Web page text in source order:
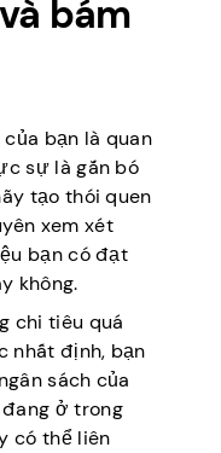
bám
bạn là quan
sự là gắn bó
tạo thói quen
xem xét
bạn có đạt
không.
chi tiêu quá
nhất định, bạn
sách của
ở trong
có thể liên